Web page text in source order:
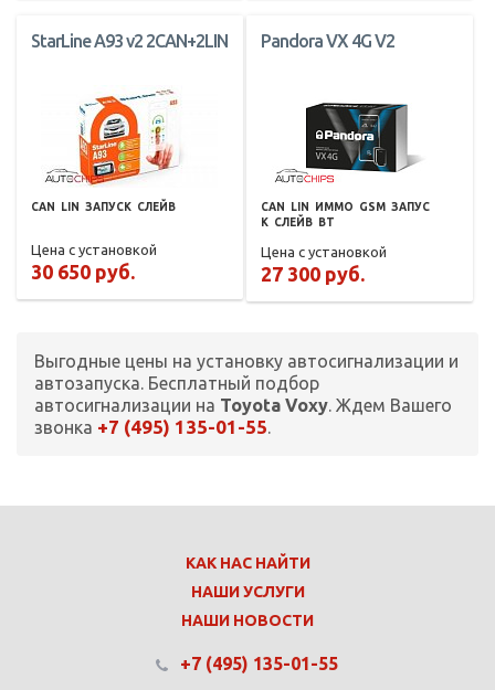
StarLine A93 v2 2CAN+2LIN
CAN LIN ЗАПУСК СЛЕЙВ
Цена с установкой
30 650 руб.
Pandora VX 4G V2
CAN LIN ИММО GSM ЗАПУС
К СЛЕЙВ BT
Цена с установкой
27 300 руб.
Выгодные цены на установку автосигнализации и
автозапуска. Бесплатный подбор
автосигнализации на Toyota Voxy. Ждем Вашего
звонка +7 (495) 135-01-55.
КАК НАС НАЙТИ
НАШИ УСЛУГИ
НАШИ НОВОСТИ
+7 (495) 135-01-55